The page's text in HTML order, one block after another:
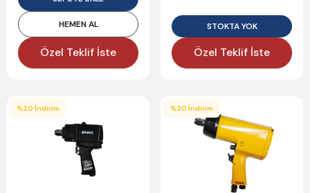
HEMEN AL
Özel Teklif İste
STOKTA YOK
Özel Teklif İste
%20 İndirim %20 İndirim